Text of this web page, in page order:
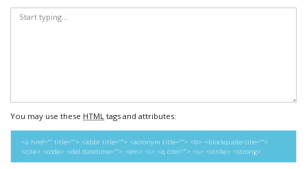
You may use these HTML tags and attributes:
<a href="" title=""> <abbr title=""> <acronym title=""> <b> <blockquote cite="">
<cite> <code> <del datetime=""> <em> <i> <q cite=""> <s> <strike> <strong>